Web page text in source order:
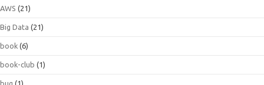
AWS (21)
Big Data (21)
book (6)
book-club (1)
bug (1)